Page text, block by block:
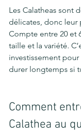
Les Calatheas sont
délicates, donc leur
Compte entre 20 et
taille et la variété.
investissement
durer longtemps si
Comment
Calathea au